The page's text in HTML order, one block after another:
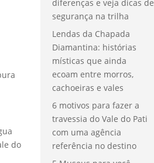
do
diferenças e veja dicas de
segurança na trilha
Lendas da Chapada
Diamantina: histórias
místicas que ainda
ecoam entre morros,
cachoeiras e vales
6 motivos para fazer a
travessia do Vale do Pati
com uma agência
referência no destino